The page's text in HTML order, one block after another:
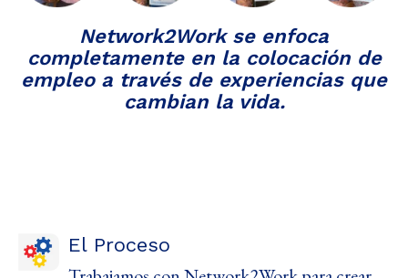
Network2Work se enfoca
completamente en la colocación de
empleo a través de experiencias que
cambian la vida.
El Proceso